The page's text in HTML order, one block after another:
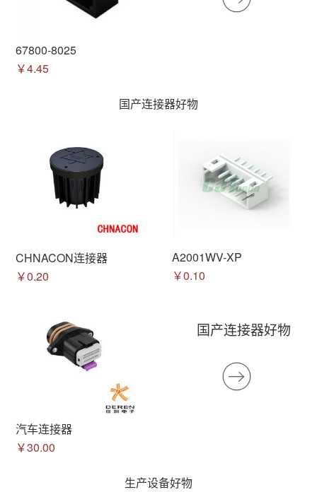
67800-8025
￥4.45
国产连接器好物
CHNACON连接器
￥0.20
A2001WV-XP
￥0.10
汽车连接器
￥30.00
国产连接器好物
生产设备好物